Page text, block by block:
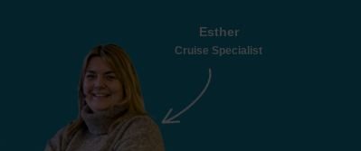
Esther
Cruise Specialist